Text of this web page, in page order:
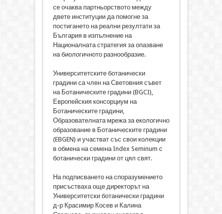
се очаква партньорството между
двете институции да помогне за
постигането на реални резултати за
България в изпълнение на
Националната стратегия за опазване
на биологичното разнообразие.
Университетските ботанически
градини са член на Световния съвет
на Ботаническите градини (BGCI),
Европейския консорциум на
Ботаническите градини,
Образователната мрежа за екологично
образование в Ботаническите градини
(EBGEN) и участват със свои колекции
в обмена на семена Index Seminum с
ботанически градини от цял свят.
На подписването на споразумението
присъстваха още директорът на
Университетски ботанически градини
д-р Красимир Косев и Калина